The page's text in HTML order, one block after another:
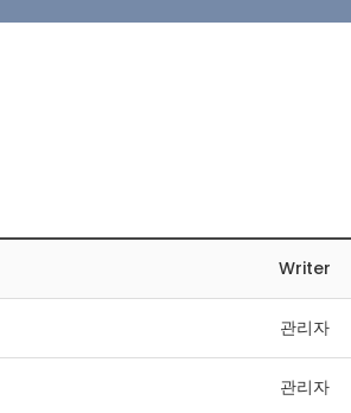
Writer
관리자
관리자